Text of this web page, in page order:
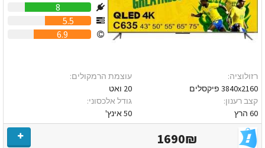
8
5.5
6.9
רזולוציה:
3840x2160 פיקסלים
קצב רענון:
60 הרץ
עוצמת הרמקולים:
20 ואט
גודל אלכסוני:
50 אינץ'
1690₪